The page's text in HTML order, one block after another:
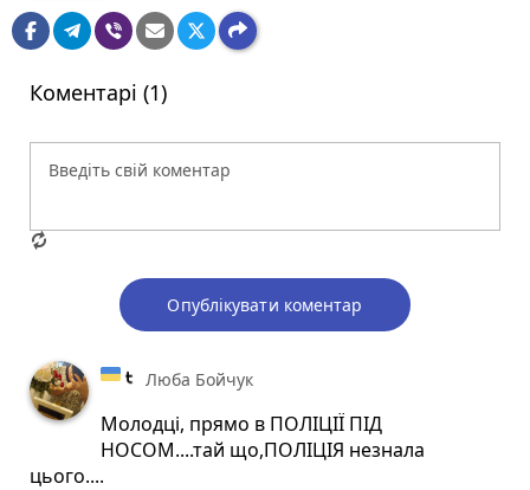
Коментарі (1)
Опублікувати коментар
Люба Бойчук
Молодці, прямо в ПОЛІЦІЇ ПІД
НОСОМ....тай що,ПОЛІЦІЯ незнала
цього....